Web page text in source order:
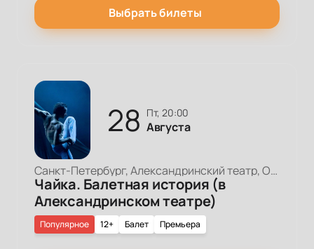
Выбрать билеты
28 пт, 20:00
Августа
Санкт-Петербург, Александринский театр, Основная сцена
Чайка. Балетная история (в
Александринском театре)
12+ Балет
Популярное Премьера